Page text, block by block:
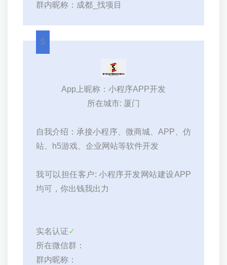
群内昵称：成都_找项目
5
App上昵称：小程序APP开发
所在城市: 厦门
自我介绍：承接小程序、微商城、APP、仿
站、h5游戏、企业网站等软件开发
我可以担任客户: 小程序开发网站建设APP
均可，你出钱我出力
实名认证✓
所在微信群：
群内昵称：